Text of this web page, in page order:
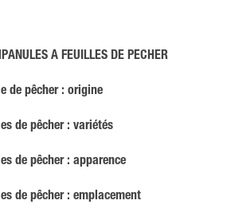
À FEUILLES DE PÊCHER
de pêcher : origine
de pêcher : variétés
de pêcher : apparence
de pêcher : emplacement